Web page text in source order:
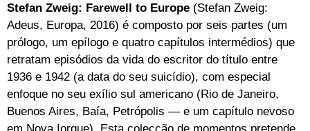
Stefan Zweig: Farewell to Europe (Stefan Zweig:
Adeus, Europa, 2016) é composto por seis partes (um
prólogo, um epílogo e quatro capítulos intermédios) que
retratam episódios da vida do escritor do título entre
1936 e 1942 (a data do seu suicídio), com especial
enfoque no seu exílio sul americano (Rio de Janeiro,
Buenos Aires, Baía, Petrópolis — e um capítulo nevoso